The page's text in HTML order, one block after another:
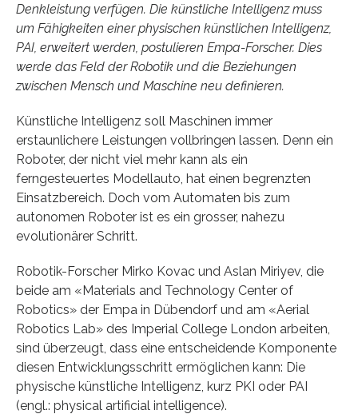
Denkleistung verfügen. Die künstliche Intelligenz muss
um Fähigkeiten einer physischen künstlichen Intelligenz,
PAI, erweitert werden, postulieren Empa-Forscher. Dies
werde das Feld der Robotik und die Beziehungen
zwischen Mensch und Maschine neu definieren.
Künstliche Intelligenz soll Maschinen immer
erstaunlichere Leistungen vollbringen lassen. Denn ein
Roboter, der nicht viel mehr kann als ein
ferngesteuertes Modellauto, hat einen begrenzten
Einsatzbereich. Doch vom Automaten bis zum
autonomen Roboter ist es ein grosser, nahezu
evolutionärer Schritt.
Robotik-Forscher Mirko Kovac und Aslan Miriyev, die
beide am «Materials and Technology Center of
Robotics» der Empa in Dübendorf und am «Aerial
Robotics Lab» des Imperial College London arbeiten,
sind überzeugt, dass eine entscheidende Komponente
diesen Entwicklungsschritt ermöglichen kann: Die
physische künstliche Intelligenz, kurz PKI oder PAI
(engl.: physical artificial intelligence).